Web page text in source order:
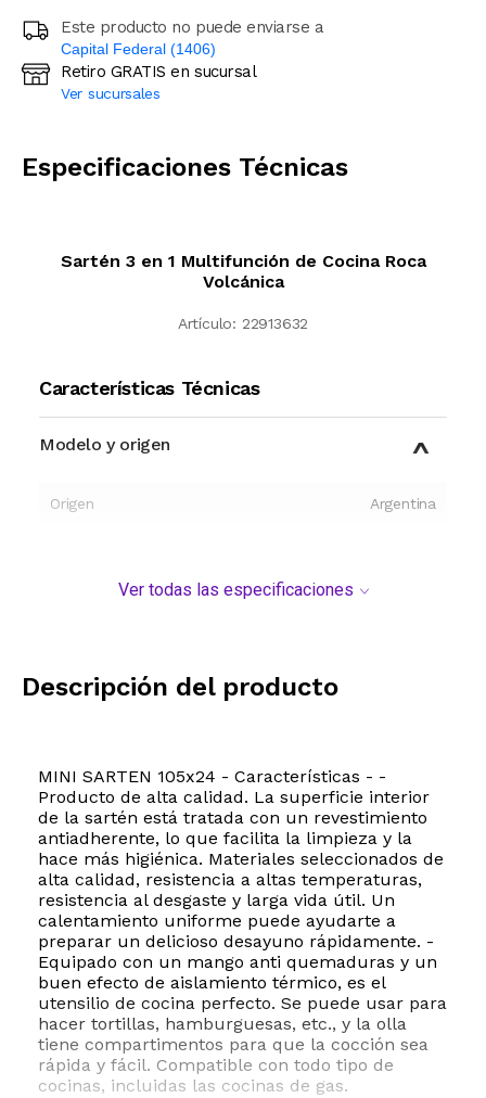
Este producto no puede enviarse a
Capital Federal (1406)
Ingresá código postal (sólo números)
Retiro GRATIS en sucursal
Ver sucursales
Especificaciones Técnicas
Sartén 3 en 1 Multifunción de Cocina Roca
Volcánica
Artículo: 22913632
Características Técnicas
Modelo y origen
Origen Argentina
Ver todas las especificaciones
Descripción del producto
MINI SARTEN 105x24 - Características - -
Producto de alta calidad. La superficie interior
de la sartén está tratada con un revestimiento
antiadherente, lo que facilita la limpieza y la
hace más higiénica. Materiales seleccionados de
alta calidad, resistencia a altas temperaturas,
resistencia al desgaste y larga vida útil. Un
calentamiento uniforme puede ayudarte a
preparar un delicioso desayuno rápidamente. -
Equipado con un mango anti quemaduras y un
buen efecto de aislamiento térmico, es el
utensilio de cocina perfecto. Se puede usar para
hacer tortillas, hamburguesas, etc., y la olla
tiene compartimentos para que la cocción sea
rápida y fácil. Compatible con todo tipo de
cocinas, incluidas las cocinas de gas.